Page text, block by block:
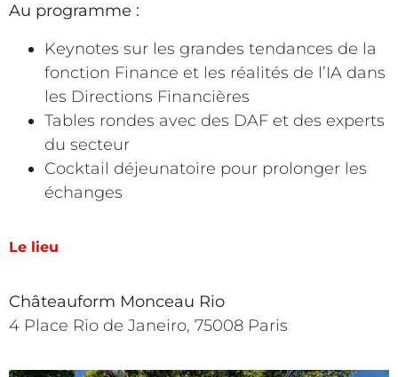
Au programme :
Keynotes sur les grandes tendances de la
fonction Finance et les réalités de l’IA dans
les Directions Financières
Tables rondes avec des DAF et des experts
du secteur
Cocktail déjeunatoire pour prolonger les
échanges
Le lieu
Châteauform Monceau Rio
4 Place Rio de Janeiro, 75008 Paris